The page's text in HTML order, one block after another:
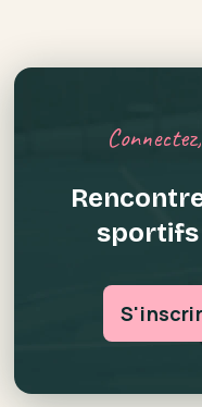
sportifs